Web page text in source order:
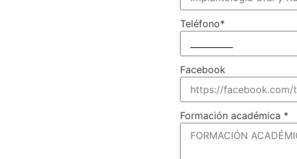
Teléfono*
Facebook
Formación académica *